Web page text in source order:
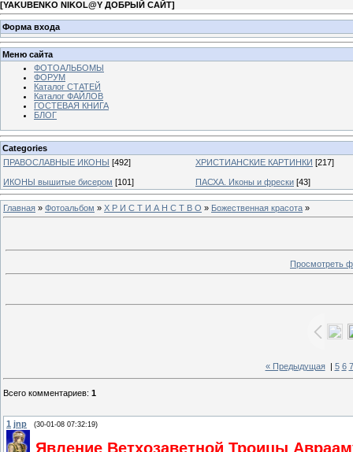
[YAKUBENKO NIKOL@Y ДОБРЫЙ САЙТ]
Форма входа
Меню сайта
ФОТОАЛЬБОМЫ
ФОРУМ
Каталог СТАТЕЙ
Каталог ФАЙЛОВ
ГОСТЕВАЯ КНИГА
БЛОГ
Categories
ПРАВОСЛАВНЫЕ ИКОНЫ [492] ХРИСТИАНСКИЕ КАРТИНКИ [217]
ИКОНЫ вышитые бисером [101] ПАСХА. Иконы и фрески [43]
Главная » Фотоальбом » Х Р И С Т И А Н С Т В О » Божественная красота »
Просмотреть
« Предыдущая| 5 6 7
Всего комментариев: 1
1 jnp (30-01-08 07:32:19)
Явление Ветхозаветной Троицы